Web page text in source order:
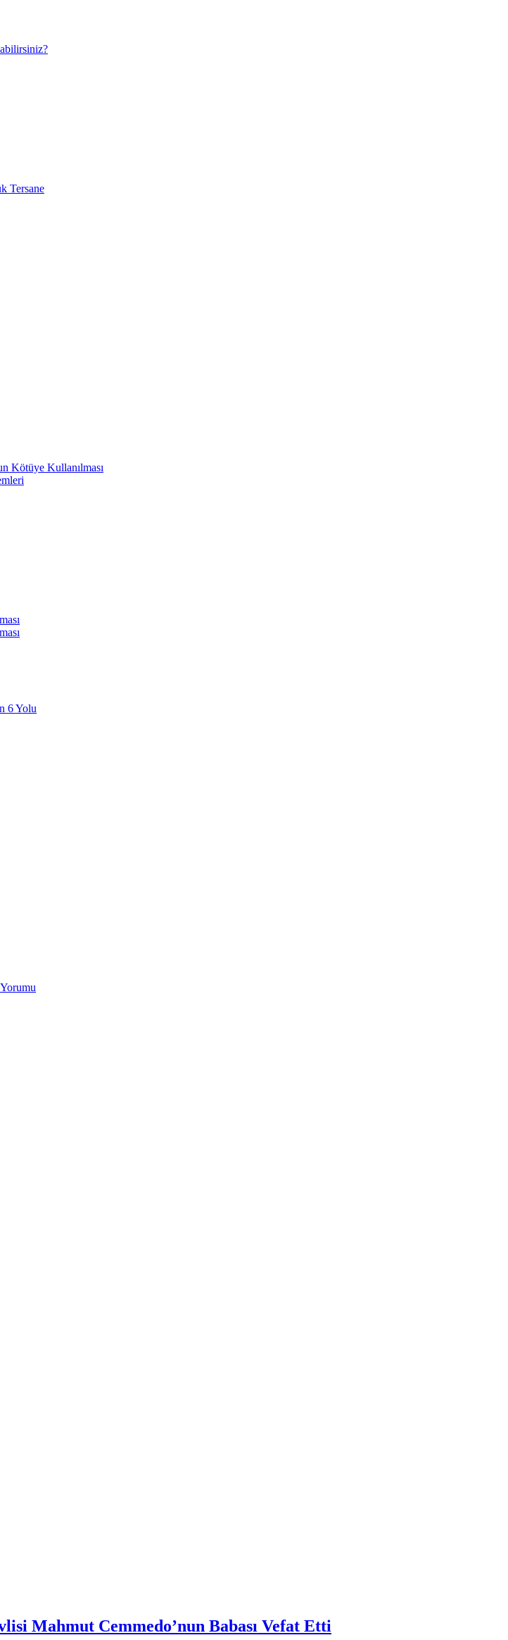
Tersane
Kötüye Kullanılması
6 Yolu
Mahmut Cemmedo’nun Babası Vefat Etti